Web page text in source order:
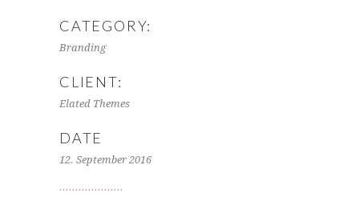
CATEGORY:
Branding
CLIENT:
Elated Themes
DATE
12. September 2016